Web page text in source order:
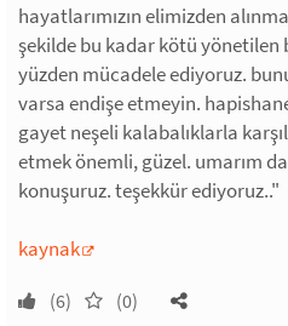
hayatlarımızın elimizden
şekilde bu kadar kötü yönetilen
yüzden mücadele ediyoruz.
varsa endişe etmeyin.
gayet neşeli kalabalıklarla
etmek önemli, güzel. umarım
konuşuruz. teşekkür ediyoruz.."
kaynak
(6) (0)